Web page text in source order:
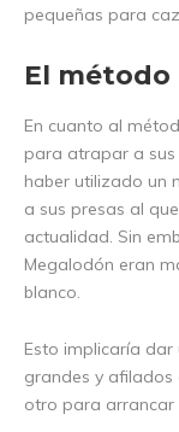
pequeñas para
El método
En cuanto al
para atrapar a sus
haber utilizado un
a sus presas al
actualidad. Sin
Megalodón eran
blanco.
Esto implicaría
grandes y afilados
otro para arrancar